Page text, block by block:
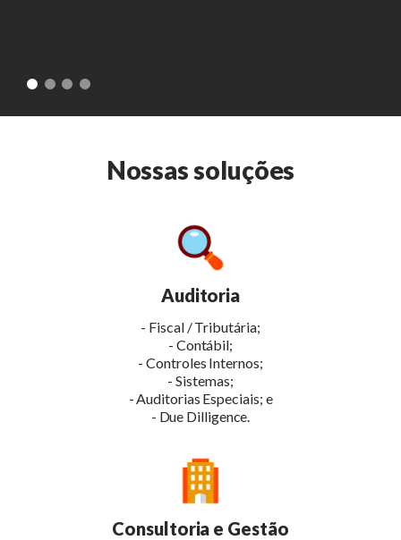
Nossas soluções
Auditoria
- Fiscal / Tributária;
- Contábil;
- Controles Internos;
- Sistemas;
- Auditorias Especiais; e
- Due Dilligence.
Consultoria e Gestão